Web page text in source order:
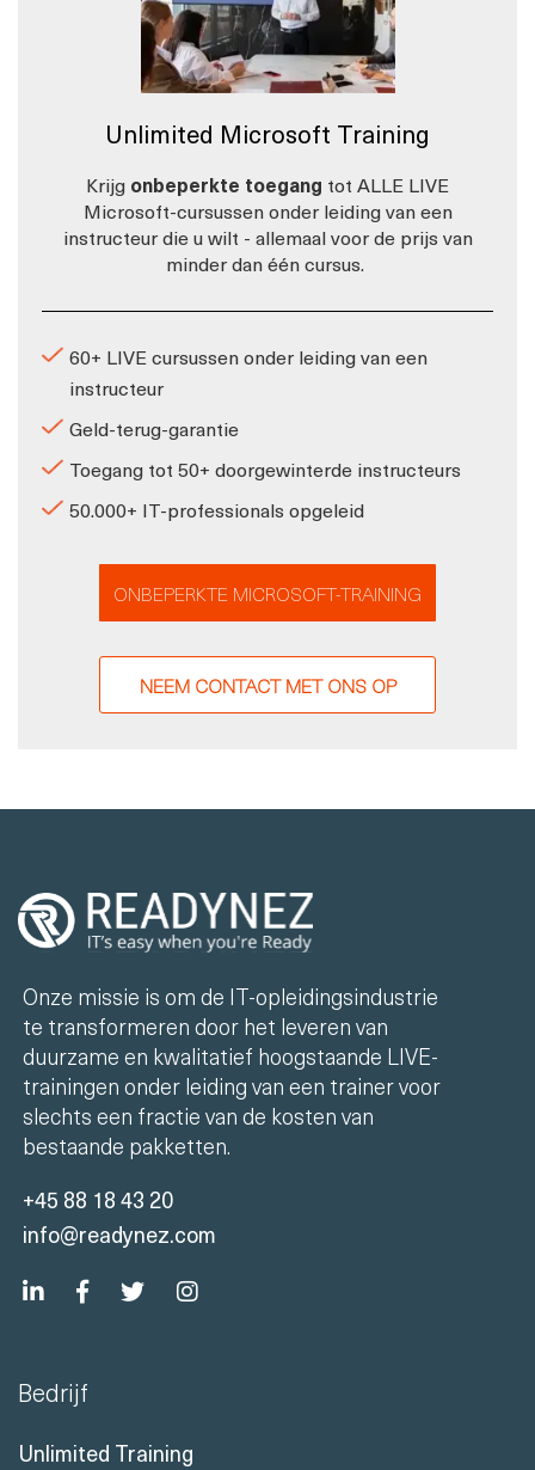
Unlimited Microsoft Training
Krijg onbeperkte toegang tot ALLE LIVE
Microsoft-cursussen onder leiding van een
instructeur die u wilt - allemaal voor de prijs van
minder dan één cursus.
60+ LIVE cursussen onder leiding van een
instructeur
Geld-terug-garantie
Toegang tot 50+ doorgewinterde instructeurs
50.000+ IT-professionals opgeleid
ONBEPERKTE MICROSOFT-TRAINING
NEEM CONTACT MET ONS OP
Onze missie is om de IT-opleidingsindustrie
te transformeren door het leveren van
duurzame en kwalitatief hoogstaande LIVE-
trainingen onder leiding van een trainer voor
slechts een fractie van de kosten van
bestaande pakketten.
+45 88 18 43 20
info@readynez.com
Bedrijf
Unlimited Training